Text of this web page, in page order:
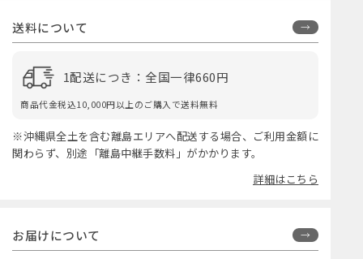
送料について
1配送につき：全国一律660円
商品代金税込10,000円以上のご購入で送料無料
※沖縄県全土を含む離島エリアへ配送する場合、ご利用金額に
関わらず、別途「離島中継手数料」がかかります。
詳細はこちら
お届けについて